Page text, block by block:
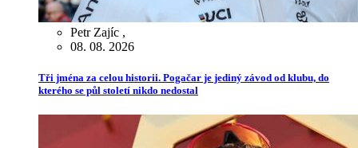
Petr Zajíc ,
08. 08. 2026
Tři jména za celou historii. Pogačar je jediný závod od klubu, do
kterého se půl století nikdo nedostal